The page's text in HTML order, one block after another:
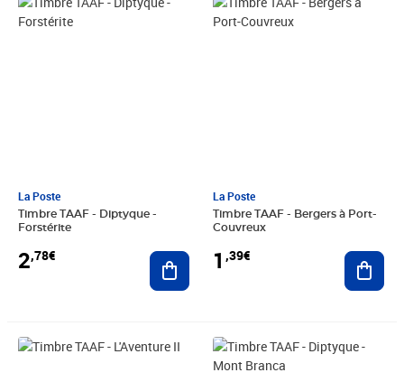
La Poste
Timbre TAAF - Diptyque -
Forstérite
2,78€ Ajouter au panier
La Poste
Timbre TAAF - Bergers à Port-
Couvreux
1 ,39€
Prix 2,10€ Prix 2,78€